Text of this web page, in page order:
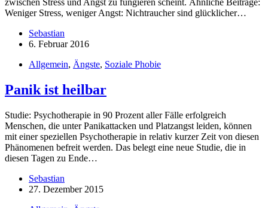
Weniger Stress, weniger Angst: Nichtraucher sind glücklicher…
Sebastian
6. Februar 2016
Allgemein, Ängste, Soziale Phobie
Panik ist heilbar
Studie: Psychotherapie in 90 Prozent aller Fälle erfolgreich
Menschen, die unter Panikattacken und Platzangst leiden, können
mit einer speziellen Psychotherapie in relativ kurzer Zeit von diesen
Phänomenen befreit werden. Das belegt eine neue Studie, die in
diesen Tagen zu Ende…
Sebastian
27. Dezember 2015